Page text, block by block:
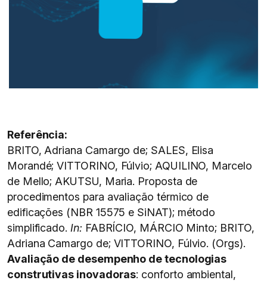
Referência:
BRITO, Adriana Camargo de; SALES, Elisa
Morandé; VITTORINO, Fúlvio; AQUILINO, Marcelo
de Mello; AKUTSU, Maria. Proposta de
procedimentos para avaliação térmico de
edificações (NBR 15575 e SiNAT); método
simplificado. In: FABRÍCIO, MÁRCIO Minto; BRITO,
Adriana Camargo de; VITTORINO, Fúlvio. (Orgs).
Avaliação de desempenho de tecnologias
construtivas inovadoras: conforto ambiental,